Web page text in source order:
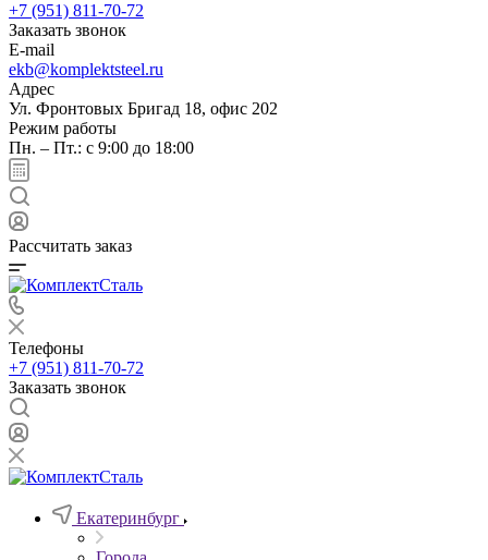
+7 (951) 811-70-72
Заказать звонок
E-mail
ekb@komplektsteel.ru
Адрес
Ул. Фронтовых Бригад 18, офис 202
Режим работы
Пн. – Пт.: с 9:00 до 18:00
Рассчитать заказ
Телефоны
+7 (951) 811-70-72
Заказать звонок
Екатеринбург